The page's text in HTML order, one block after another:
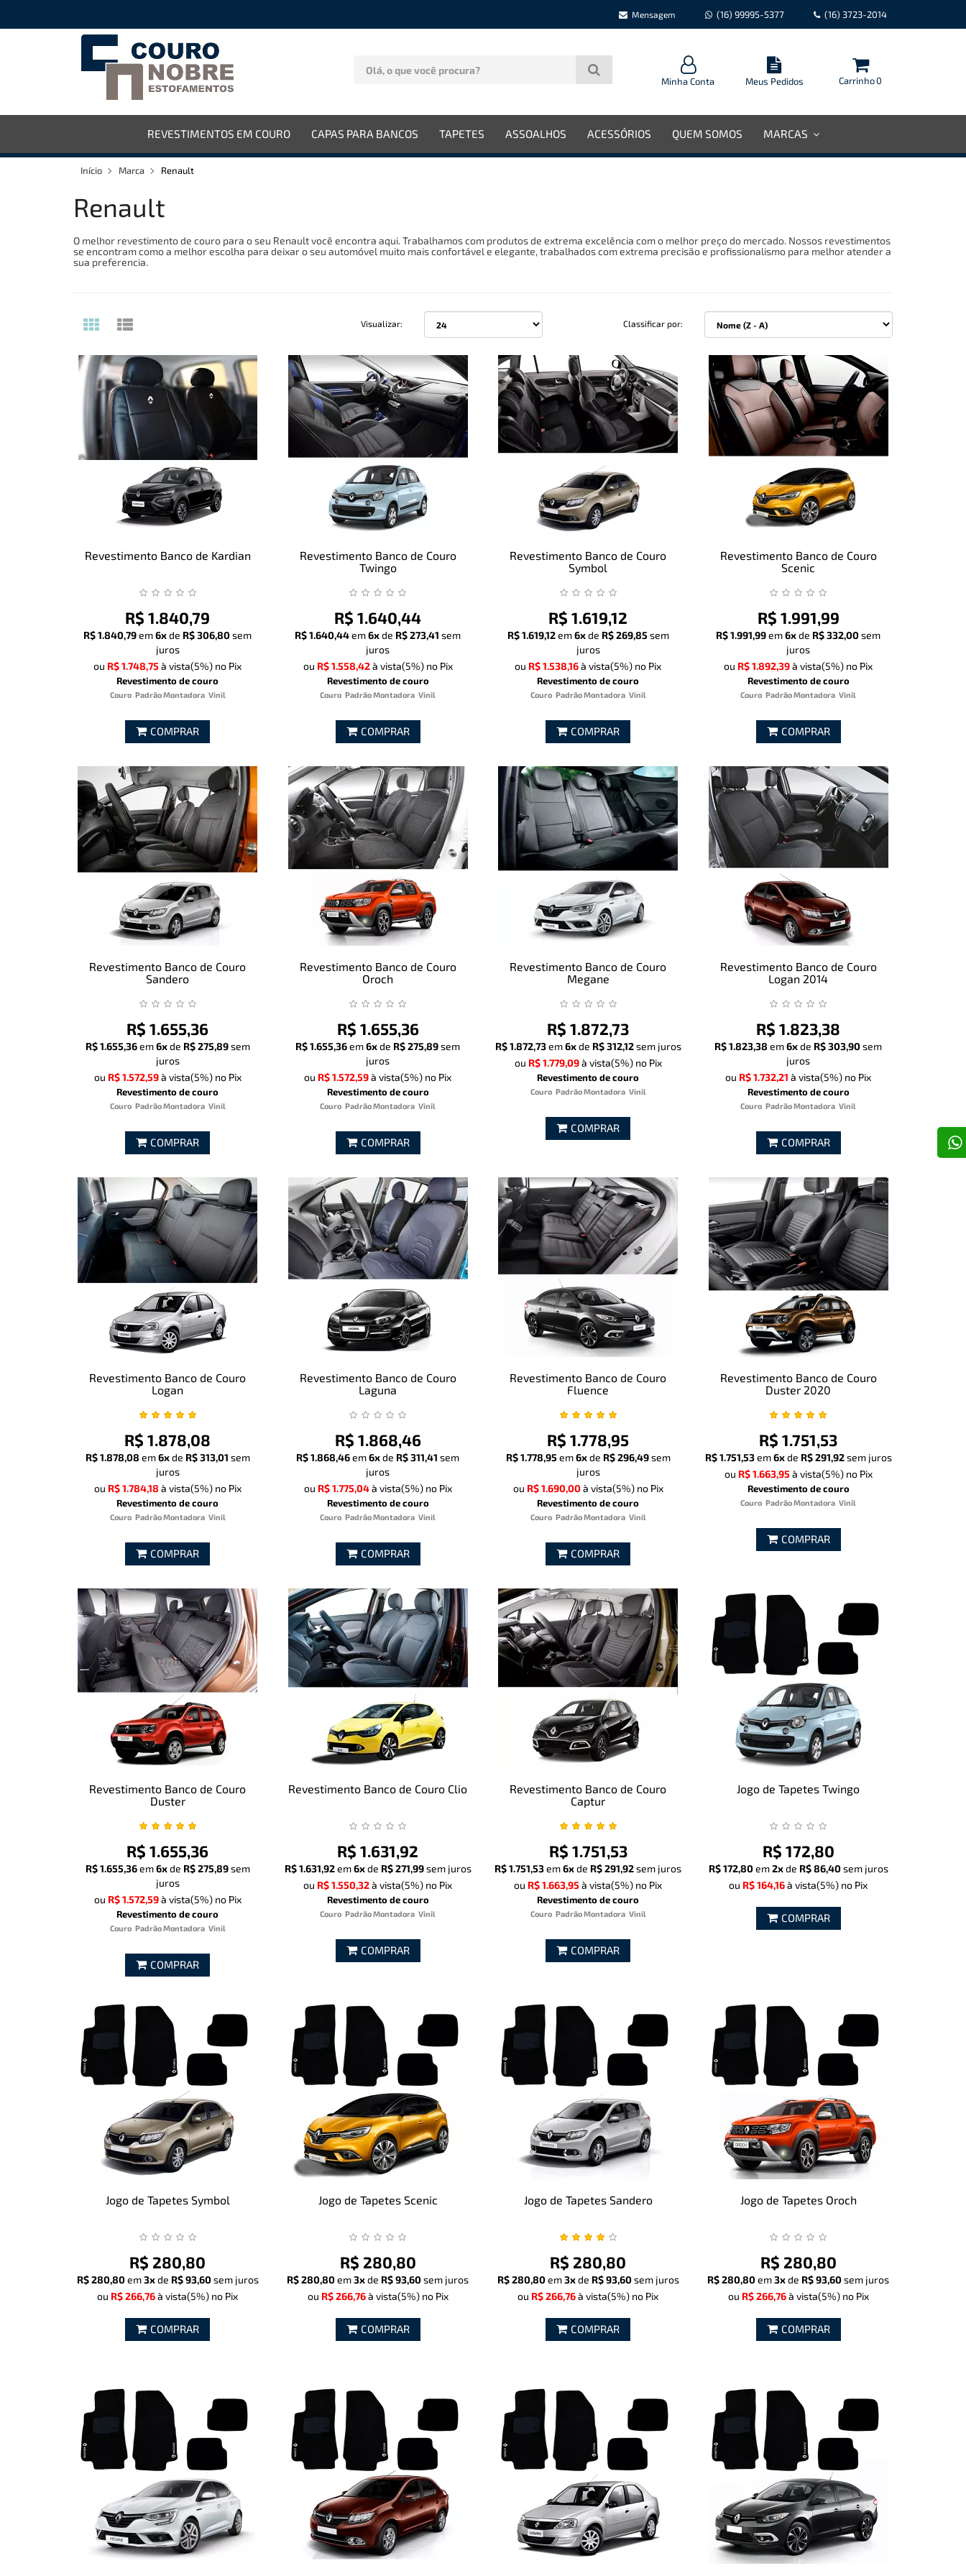
Mensagem (16) 99995-5377 (16) 3723-2014
Minha Conta Meus Pedidos Carrinho0
REVESTIMENTOS EM COURO CAPAS PARA BANCOS TAPETES ASSOALHOS ACESSÓRIOS QUEM SOMOS MARCAS
Início Marca Renault
Renault
O melhor revestimento de couro para o seu Renault você encontra aqui. Trabalhamos com produtos de extrema excelência com o melhor preço do mercado. Nossos revestimentos
se encontram como a melhor escolha para deixar o seu automóvel muito mais confortável e elegante, trabalhados com extrema precisão e profissionalismo para melhor atender a
sua preferencia.
Visualizar: Classificar por:
Revestimento Banco de Kardian
R$ 1.840,79
R$ 1.840,79em6xde R$ 306,80sem
juros
ou R$ 1.748,75à vista(5%) no Pix
Revestimento de couro
Couro Padrão Montadora Vinil
COMPRAR
Revestimento Banco de Couro
Twingo
R$ 1.640,44
R$ 1.640,44em6xde R$ 273,41 sem
juros
ou R$ 1.558,42à vista(5%)no Pix
Revestimento de couro
Couro Padrão Montadora Vinil
COMPRAR
Revestimento Banco de Couro
Symbol
R$ 1.619,12
R$ 1.619,12em6xde R$ 269,85sem
juros
ou R$ 1.538,16à vista(5%) no Pix
Revestimento de couro
Couro Padrão Montadora Vinil
COMPRAR
Revestimento Banco de Couro
Scenic
R$ 1.991,99
R$ 1.991,99em6xde R$ 332,00sem
juros
ou R$ 1.892,39à vista(5%) no Pix
Revestimento de couro
Couro Padrão Montadora Vinil
COMPRAR
Revestimento Banco de Couro
Sandero
R$ 1.655,36
R$ 1.655,36em6xde R$ 275,89sem
juros
ou R$ 1.572,59à vista(5%)no Pix
Revestimento de couro
Couro Padrão Montadora Vinil
COMPRAR
Revestimento Banco de Couro
Oroch
R$ 1.655,36
R$ 1.655,36em6xde R$ 275,89sem
juros
ou R$ 1.572,59à vista(5%) no Pix
Revestimento de couro
Couro Padrão Montadora Vinil
COMPRAR
Revestimento Banco de Couro
Megane
R$ 1.872,73
R$ 1.872,73em6xde R$ 312,12sem juros
ou R$ 1.779,09à vista(5%)no Pix
Revestimento de couro
Couro Padrão Montadora Vinil
COMPRAR
Revestimento Banco de Couro
Logan 2014
R$ 1.823,38
R$ 1.823,38 em6xde R$ 303,90sem
juros
ou R$ 1.732,21 à vista(5%) no Pix
Revestimento de couro
Couro Padrão Montadora Vinil
COMPRAR
Revestimento Banco de Couro
Logan
R$ 1.878,08
R$ 1.878,08 em6xde R$ 313,01 sem
juros
ou R$ 1.784,18 à vista(5%)no Pix
Revestimento de couro
Couro Padrão Montadora Vinil
COMPRAR
Revestimento Banco de Couro
Laguna
R$ 1.868,46
R$ 1.868,46em6xde R$ 311,41 sem
juros
ou R$ 1.775,04à vista(5%)no Pix
Revestimento de couro
Couro Padrão Montadora Vinil
COMPRAR
Revestimento Banco de Couro
Fluence
R$ 1.778,95
R$ 1.778,95em6xde R$ 296,49sem
juros
ou R$ 1.690,00à vista(5%)no Pix
Revestimento de couro
Couro Padrão Montadora Vinil
COMPRAR
Revestimento Banco de Couro
Duster 2020
R$ 1.751,53
R$ 1.751,53em6xde R$ 291,92sem juros
ou R$ 1.663,95à vista(5%)no Pix
Revestimento de couro
Couro Padrão Montadora Vinil
COMPRAR
Revestimento Banco de Couro
Duster
R$ 1.655,36
R$ 1.655,36em6xde R$ 275,89sem
juros
ou R$ 1.572,59à vista(5%)no Pix
Revestimento de couro
Couro Padrão Montadora Vinil
COMPRAR
Revestimento Banco de Couro Clio
R$ 1.631,92
R$ 1.631,92em6xde R$ 271,99sem juros
ou R$ 1.550,32à vista(5%) no Pix
Revestimento de couro
Couro Padrão Montadora Vinil
COMPRAR
Revestimento Banco de Couro
Captur
R$ 1.751,53
R$ 1.751,53em6xde R$ 291,92sem juros
ou R$ 1.663,95à vista(5%) no Pix
Revestimento de couro
Couro Padrão Montadora Vinil
COMPRAR
Jogo de Tapetes Twingo
R$ 172,80
R$ 172,80em2xde R$ 86,40sem juros
ou R$ 164,16à vista(5%) no Pix
COMPRAR
Jogo de Tapetes Symbol
R$ 280,80
R$ 280,80em3xde R$ 93,60sem juros
ou R$ 266,76à vista(5%) no Pix
COMPRAR
Jogo de Tapetes Scenic
R$ 280,80
R$ 280,80em3xde R$ 93,60sem juros
ou R$ 266,76à vista(5%)no Pix
COMPRAR
Jogo de Tapetes Sandero
R$ 280,80
R$ 280,80em3xde R$ 93,60sem juros
ou R$ 266,76à vista(5%) no Pix
COMPRAR
Jogo de Tapetes Oroch
R$ 280,80
R$ 280,80em3xde R$ 93,60sem juros
ou R$ 266,76à vista(5%)no Pix
COMPRAR